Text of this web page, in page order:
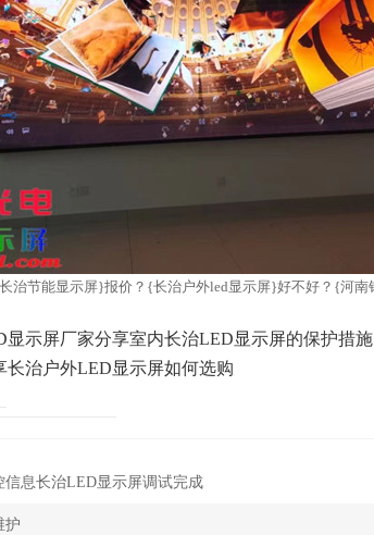
治节能显示屏}报价？{长治户外led显示屏}好不好？{河
显示屏厂家分享室内长治LED显示屏的保护措施
长治户外LED显示屏如何选购
息长治LED显示屏调试完成
护